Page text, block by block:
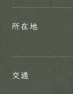
所在地
交通